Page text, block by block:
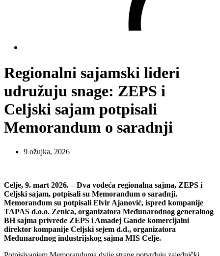
Regionalni sajamski lideri
udružuju snage: ZEPS i
Celjski sajam potpisali
Memorandum o saradnji
9 ožujka, 2026
Celje, 9. mart 2026. – Dva vodeća regionalna sajma, ZEPS i
Celjski sajam, potpisali su Memorandum o saradnji.
Memorandum su potpisali Elvir Ajanović, ispred kompanije
TAPAS d.o.o. Zenica, organizatora Međunarodnog generalnog
BH sajma privrede ZEPS i Amadej Gande komercijalni
direktor kompanije Celjski sejem d.d., organizatora
Međunarodnog industrijskog sajma MIS Celje.